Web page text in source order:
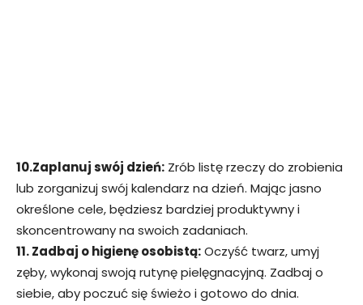
10.Zaplanuj swój dzień: Zrób listę rzeczy do zrobienia
lub zorganizuj swój kalendarz na dzień. Mając jasno
określone cele, będziesz bardziej produktywny i
skoncentrowany na swoich zadaniach.
11. Zadbaj o higienę osobistą:Oczyść twarz, umyj
zęby, wykonaj swoją rutynę pielęgnacyjną. Zadbaj o
siebie, aby poczuć się świeżo i gotowo do dnia.